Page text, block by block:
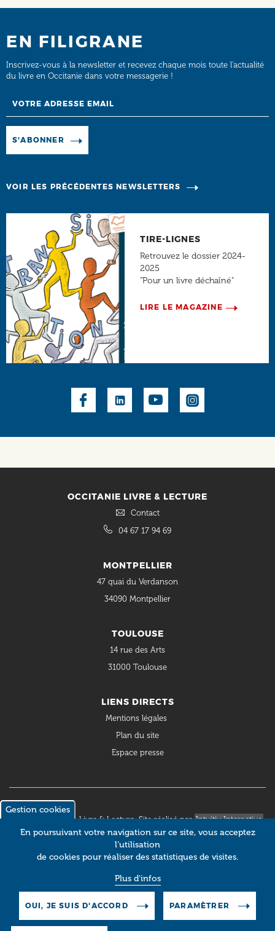
EN FILIGRANE
Inscrivez-vous à la newsletter et recevez chaque mois toute l’actualité
du livre en Occitanie dans votre messagerie !
S'ABONNER
VOIR LES PRÉCÉDENTES NEWSLETTERS
TIRE-LIGNES
Retrouvez le dossier 2024-
2025
"Pour un livre déchaîné"
LIRE LE MAGAZINE
OCCITANIE LIVRE & LECTURE
Contact
04 67 17 94 69
MONTPELLIER
47 quai du Verdanson
34090 Montpellier
TOULOUSE
14 rue des Arts
31000 Toulouse
LIENS DIRECTS
Mentions légales
Plan du site
Espace presse
© 2018 Occitanie Livre & Lecture. Site réalisé parIntuitiv Interactive
Gestion cookies
En poursuivant votre navigation sur ce site, vous acceptez
l’utilisation
de cookies pour réaliser des statistiques de visites.
Plus d'infos
OUI, JE SUIS D'ACCORD PARAMÈTRER